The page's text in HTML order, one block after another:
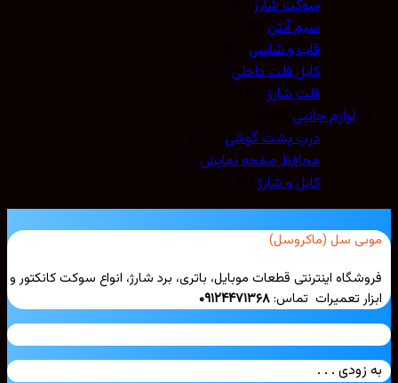
سوکت شارژ(8)
سیم آنتن(3)
قاب و شاسی(81)
کابل فلت داخلی(22)
فلت شارژ(16)
لوازم جانبی(228)
درب پشت گوشی(221)
محافظ صفحه نمایش(2)
کابل و شارژ(5)
سل (ماکروسل)
اینترنتی قطعات موبایل، باتری، برد شارژ، انواع سوکت کانکتور و
تعمیرات تماس:۰۹۱۲۴۴۷۱۳۶۸
زودی . . .